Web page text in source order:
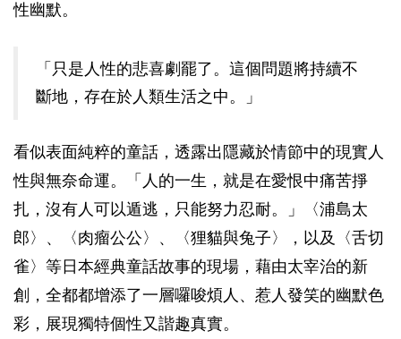
性幽默。
「只是人性的悲喜劇罷了。這個問題將持續不
斷地，存在於人類生活之中。」
看似表面純粹的童話，透露出隱藏於情節中的現實人
性與無奈命運。「人的一生，就是在愛恨中痛苦掙
扎，沒有人可以遁逃，只能努力忍耐。」〈浦島太
郎〉、〈肉瘤公公〉、〈狸貓與兔子〉，以及〈舌切
雀〉等日本經典童話故事的現場，藉由太宰治的新
創，全都都增添了一層囉唆煩人、惹人發笑的幽默色
彩，展現獨特個性又諧趣真實。